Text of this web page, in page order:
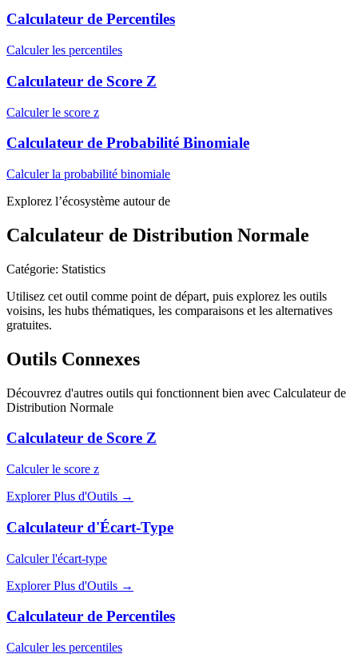
Calculateur de Percentiles
Calculer les percentiles
Calculateur de Score Z
Calculer le score z
Calculateur de Probabilité Binomiale
Calculer la probabilité binomiale
Explorez l’écosystème autour de
Calculateur de Distribution Normale
Catégorie: Statistics
Utilisez cet outil comme point de départ, puis explorez les outils
voisins, les hubs thématiques, les comparaisons et les alternatives
gratuites.
Outils Connexes
Découvrez d'autres outils qui fonctionnent bien avec Calculateur de
Distribution Normale
Calculateur de Score Z
Calculer le score z
Explorer Plus d'Outils →
Calculateur d'Écart-Type
Calculer l'écart-type
Explorer Plus d'Outils →
Calculateur de Percentiles
Calculer les percentiles